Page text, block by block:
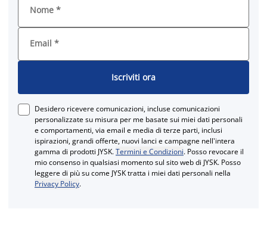
Nome *
Email *
Iscriviti ora
Desidero ricevere comunicazioni, incluse comunicazioni
personalizzate su misura per me basate sui miei dati personali
e comportamenti, via email e media di terze parti, inclusi
ispirazioni, grandi offerte, nuovi lanci e campagne nell'intera
gamma di prodotti JYSK.Termini e Condizioni. Posso revocare il
mio consenso in qualsiasi momento sul sito web di JYSK. Posso
leggere di più su come JYSK tratta i miei dati personali nella
Privacy Policy.